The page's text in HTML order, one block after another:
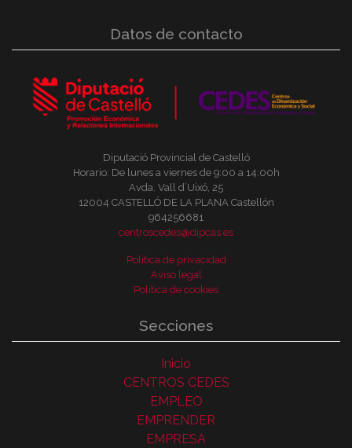
Datos de contacto
Diputació Provincial de Castelló
Horario: De lunes a viernes de 9:00 a 14:00h
Avda. Vall d´Uixó, 25
12004 CASTELLÓ DE LA PLANA Castellón
964256681
centroscedes@dipcas.es
Política de privacidad
Aviso legal
Política de cookies
Secciones
Inicio
CENTROS CEDES
EMPLEO
EMPRENDER
EMPRESA